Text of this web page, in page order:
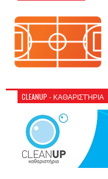
CLEANUP - ΚΑΘΑΡΙΣΤΉΡΙΑ